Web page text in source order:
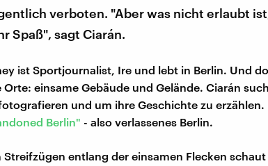
verboten. "Aber was nicht erlaubt
Spaß", sagt Ciarán.
ist Sportjournalist, Ire und lebt in Berlin. Und
Orte: einsame Gebäude und Gelände. Ciarán
und um ihre Geschichte zu erzählen.
Berlin" - also verlassenes Berlin.
Streifzügen entlang der einsamen Flecken